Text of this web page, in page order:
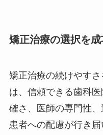
矯正治療の選択を
矯正治療の続けやす
は、信頼できる歯科
確さ、医師の専門性、
患者への配慮が行き